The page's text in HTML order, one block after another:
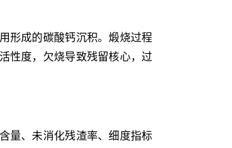
形成的碳酸钙沉积。煅烧过程
性度，欠烧导致残留核心，过
量、未消化残渣率、细度指标